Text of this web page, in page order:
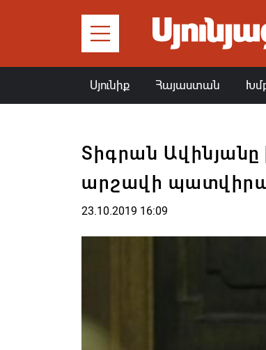
Սյունիք Հայաստան
Տիգրան Ավինյանը
արշավի
23.10.2019 16:09